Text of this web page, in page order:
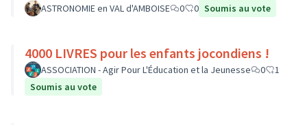
ASTRONOMIE en VAL d'AMBOISE 0 0 Soumis au vote
4000 LIVRES pour les enfants jocondiens !
ASSOCIATION - Agir Pour L'Éducation et la Jeunesse 0
1
Soumis au vote